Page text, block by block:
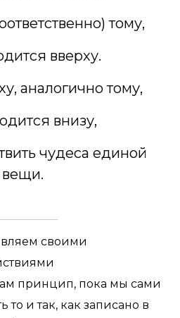
тому,
вверху.
аналогично тому,
внизу,
чудеса единой
вещи.
своими
принцип, пока мы сами
то и так, как записано в